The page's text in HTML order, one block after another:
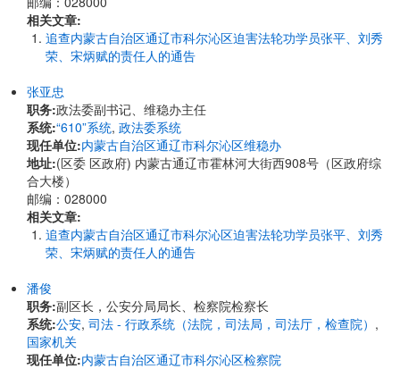
相关文章:
追查内蒙古自治区通辽市科尔沁区迫害法轮功学员张平、刘秀
荣、宋炳赋的责任人的通告
张亚忠
职务:政法委副书记、维稳办主任
系统:“610”系统, 政法委系统
现任单位:内蒙古自治区通辽市科尔沁区维稳办
地址:(区委 区政府) 内蒙古通辽市霍林河大街西908号（区政府综
合大楼）
邮编：028000
相关文章:
追查内蒙古自治区通辽市科尔沁区迫害法轮功学员张平、刘秀
荣、宋炳赋的责任人的通告
潘俊
职务:副区长，公安分局局长、检察院检察长
系统:公安, 司法 - 行政系统（法院，司法局，司法厅，检查院） ,
国家机关
现任单位:内蒙古自治区通辽市科尔沁区检察院